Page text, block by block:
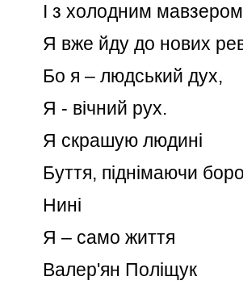
І з холодним мавзером
Я вже йду до нових
Бо я – людський дух,
Я - вічний рух.
Я скрашую людині
Буття, піднімаючи
Нині
Я – само життя
Валер'ян Поліщук